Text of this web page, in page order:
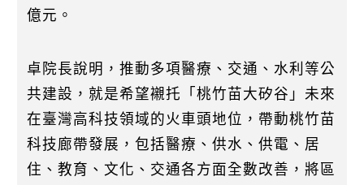
億元。
卓院長說明，推動多項醫療、交通、水利等公
共建設，就是希望襯托「桃竹苗大矽谷」未來
在臺灣高科技領域的火車頭地位，帶動桃竹苗
科技廊帶發展，包括醫療、供水、供電、居
住、教育、文化、交通各方面全數改善，將區